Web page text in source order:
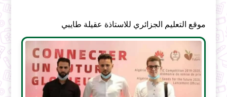
موقع التعليم الجزائري للاستاذة عقيلة طايبي